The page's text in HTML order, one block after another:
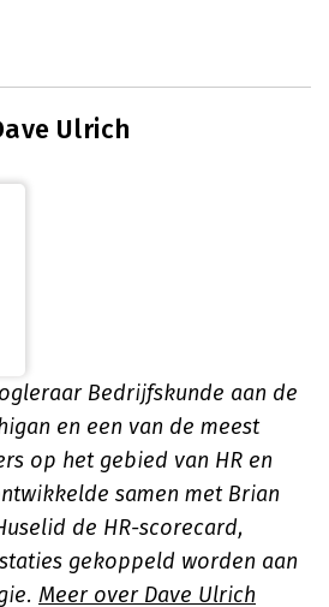
Ulrich
Bedrijfskunde aan de
en een van de meest
op het gebied van HR en
samen met Brian
de HR-scorecard,
gekoppeld worden aan
Meer over Dave Ulrich